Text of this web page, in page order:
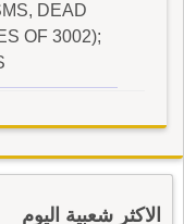
DEAD
OF 3002);
الاكثر شعبية اليوم